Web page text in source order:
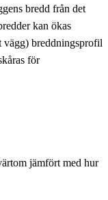
bredd från det
kan ökas
vägg) breddningsprofil
för
jämfört med hur